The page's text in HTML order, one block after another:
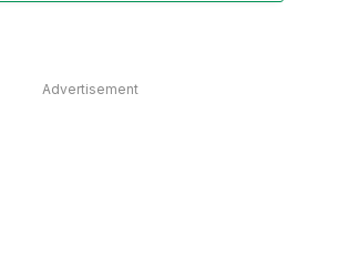
Advertisement